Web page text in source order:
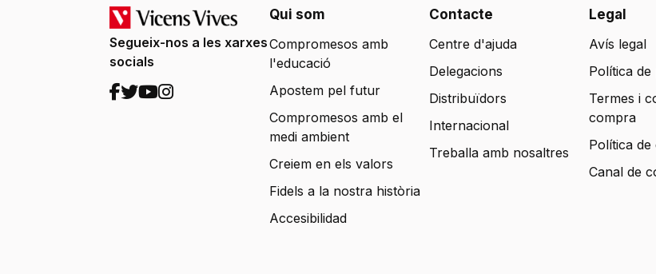
Segueix-nos a les xarxes
socials
Qui som
Compromesos amb
l'educació
Apostem pel futur
Compromesos amb el
medi ambient
Creiem en els valors
Fidels a la nostra història
Accesibilidad
Contacte
Centre d'ajuda
Delegacions
Distribuïdors
Internacional
Treballa amb nosaltres
Legal
Avís legal
Política
Termes i
compra
Política de
Canal de